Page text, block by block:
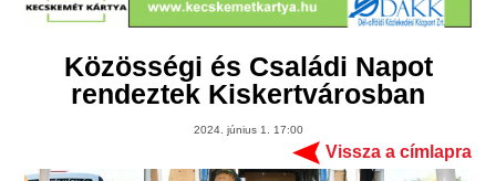
Közösségi és Családi Napot
rendeztek Kiskertvárosban
2024. június 1. 17:00
Vissza a címlapra